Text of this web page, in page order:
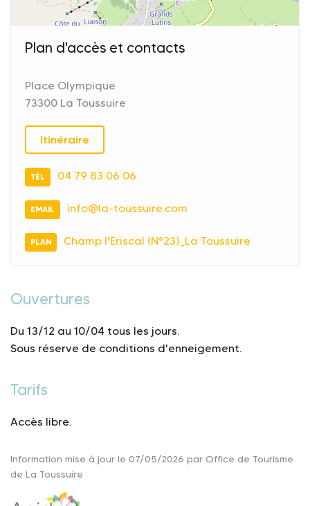
Plan d'accès et contacts
Place Olympique
73300 La Toussuire
Itinéraire
TÉL 04 79 83 06 06
EMAIL info@la-toussuire.com
PLAN Champ l'Eriscal (N°23)_La Toussuire
Ouvertures
Du 13/12 au 10/04 tous les jours.
Sous réserve de conditions d'enneigement.
Tarifs
Accès libre.
Information mise à jour le 07/05/2026 par Office de Tourisme
de La Toussuire